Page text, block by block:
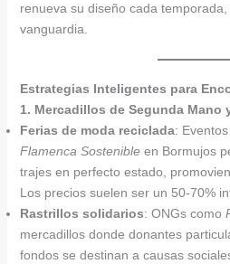
renueva su diseño cada
vanguardia.
Estrategias Inteligentes para
1. Mercadillos de Segunda Mano
Ferias de moda reciclada:
Flamenca Sostenibleen Bormujos
trajes en perfecto estado,
Los precios suelen ser un 50-70%
Rastrillos solidarios: ONGs como
mercadillos donde donantes
fondos se destinan a causas